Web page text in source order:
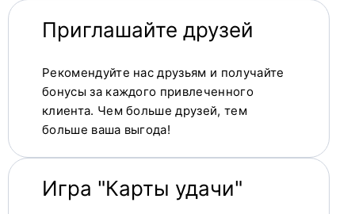
Приглашайте друзей
Рекомендуйте нас друзьям и получайте
бонусы за каждого привлеченного
клиента. Чем больше друзей, тем
больше ваша выгода!
Игра "Карты удачи"